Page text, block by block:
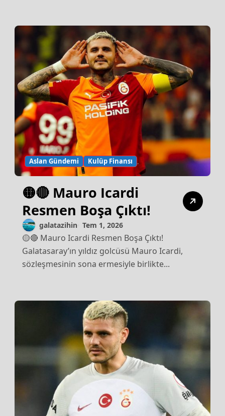
Aslan Gündemi Kulüp Finansı
🟡🔴 Mauro Icardi
Resmen Boşa Çıktı!
galatazihin Tem 1, 2026
🟡🔴 Mauro Icardi Resmen Boşa Çıktı!
Galatasaray’ın yıldız golcüsü Mauro Icardi,
sözleşmesinin sona ermesiyle birlikte...